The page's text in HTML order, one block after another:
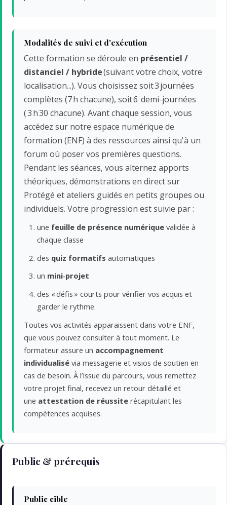
Modalités de suivi et d'exécution
Cette formation se déroule en présentiel /
distanciel / hybride(suivant votre choix, votre
localisation...). Vous choisissez soit 3 journées
complètes (7 h chacune), soit 6 demi-journées
( 3 h 30 chacune). Avant chaque session, vous
accédez sur notre espace numérique de
formation (ENF) à des ressources ainsi qu'à un
forum où poser vos premières questions.
Pendant les séances, vous alternez apports
théoriques, démonstrations en direct sur
Protégé et ateliers guidés en petits groupes ou
individuels. Votre progression est suivie par :
une feuille de présence numériquevalidée à
chaque classe
des quiz formatifs automatiques
un mini‑projet
des « défis » courts pour vérifier vos acquis et
garder le rythme.
Toutes vos activités apparaissent dans votre ENF,
que vous pouvez consulter à tout moment. Le
formateur assure un accompagnement
individualisé via messagerie et visios de soutien en
cas de besoin. À l’issue du parcours, vous remettez
votre projet final, recevez un retour détaillé et
une attestation de réussite récapitulant les
compétences acquises.
Public & prérequis
Public cible